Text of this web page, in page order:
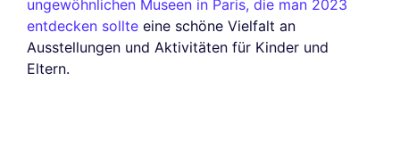
ungewöhnlichen Museen in Paris, die man 2023
entdecken sollte eine schöne Vielfalt an
Ausstellungen und Aktivitäten für Kinder und
Eltern.